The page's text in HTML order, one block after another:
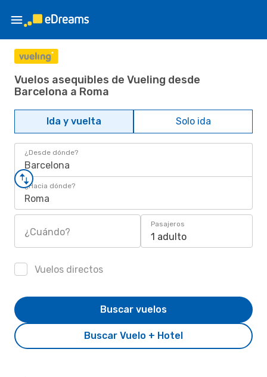
Vuelos asequibles de Vueling desde
Barcelona a Roma
Ida y vuelta Solo ida
¿Desde dónde?
Barcelona
¿Hacia dónde?
Roma
¿Cuándo?
Pasajeros
1 adulto
Vuelos directos
Buscar Vuelo + Hotel
Buscar vuelos